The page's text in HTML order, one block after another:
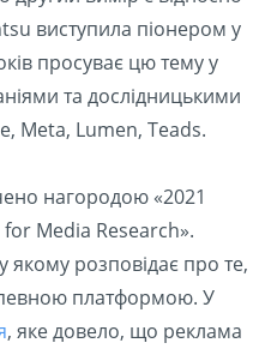
виступила піонером у
просуває цю тему у
та дослідницькими
Meta, Lumen, Teads.
нагородою «2021
Media Research».
якому розповідає про те,
певною платформою. У
, яке довело, що реклама